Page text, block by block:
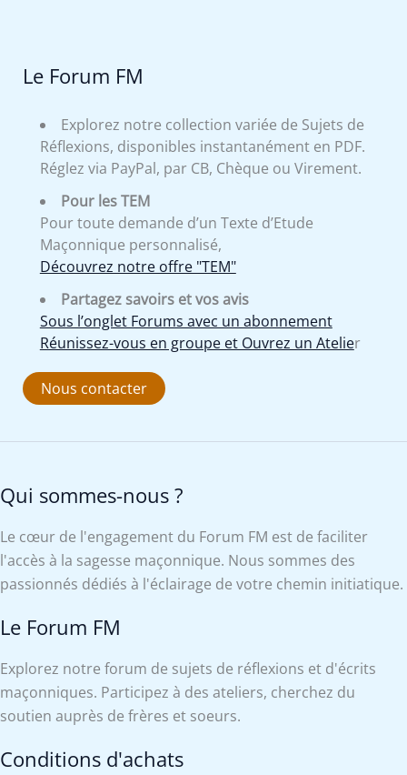
Le Forum FM
Explorez notre collection variée de Sujets de
Réflexions, disponibles instantanément en PDF.
Réglez via PayPal, par CB, Chèque ou Virement.
Pour les TEM
Pour toute demande d’un Texte d’Etude
Maçonnique personnalisé,
Découvrez notre offre "TEM"
Partagez savoirs et vos avis
Sous l’onglet Forums avec un abonnement
Réunissez-vous en groupe et Ouvrez un Atelier
Nous contacter
Qui sommes-nous ?
Le cœur de l'engagement du Forum FM est de faciliter
l'accès à la sagesse maçonnique. Nous sommes des
passionnés dédiés à l'éclairage de votre chemin initiatique.
Le Forum FM
Explorez notre forum de sujets de réflexions et d'écrits
maçonniques. Participez à des ateliers, cherchez du
soutien auprès de frères et soeurs.
Conditions d'achats